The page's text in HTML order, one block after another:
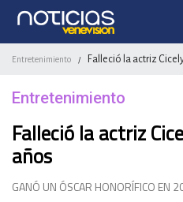
Entretenimiento / Falleció la actriz
Entretenimiento
Falleció la actriz
años
GANÓ UN ÓSCAR HONORÍFICO EN